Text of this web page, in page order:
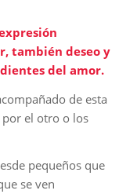
también deseo y
del amor.
de esta
el otro o los
pequeños que
se ven